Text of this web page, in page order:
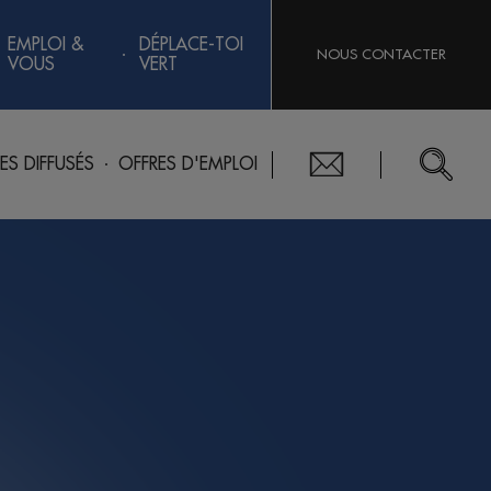
DIFFUSÉS OFFRES D'EMPLOI
EMPLOI &
VOUS
DÉPLACE-TOI
VERT
NOUS CONTACTER